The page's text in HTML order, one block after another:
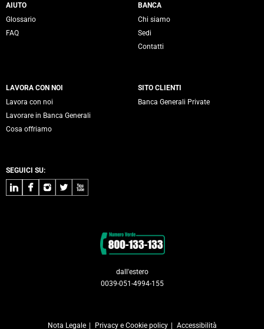
Servizi Banca Generali
AIUTO
Glossario
FAQ
BANCA
Chi siamo
Sedi
Contatti
LAVORA CON NOI
Lavora con noi
Lavorare in Banca Generali
Cosa offriamo
SITO CLIENTI
Banca Generali Private
SEGUICI SU:
LinkedInFacebook
Instagram
TwitterYoutube
dall'estero
0039-051-4994-155
Nota Legale Privacy e Cookie policy Accessibilità